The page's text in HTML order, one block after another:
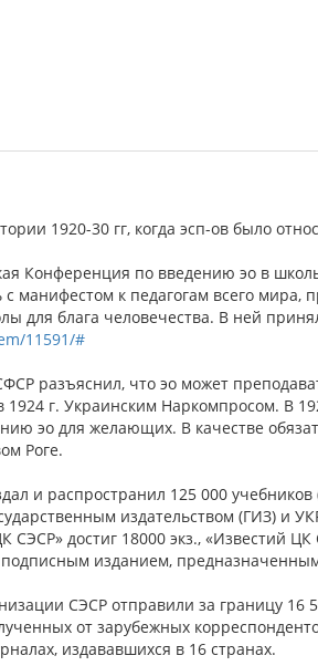
1920-30 гг, когда эсп-ов было
Конференция по введению эо в
с манифестом к педагогам всего
для блага человечества. В ней
11591/#
разъяснил, что эо может
г. Украинским Наркомпросом. В
эо для желающих. В качестве
Роге.
и распространил 125 000
издательством (ГИЗ)
СЭСР» достиг 18000 экз., «Известий
изданием,
СЭСР отправили за границу
от зарубежных
издававшихся в 16 странах.